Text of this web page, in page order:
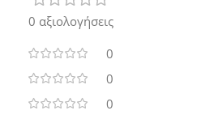
0 αξιολογήσεις
0
0
0